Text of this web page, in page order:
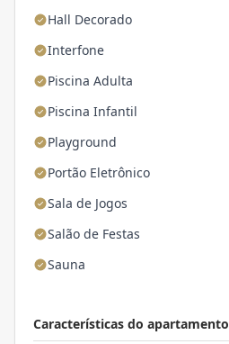
Hall Decorado
Interfone
Piscina Adulta
Piscina Infantil
Playground
Portão Eletrônico
Sala de Jogos
Salão de Festas
Sauna
Características do apartamento